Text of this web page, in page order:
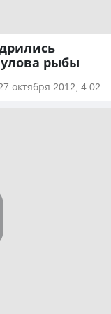
рыбы
октября 2012, 4:02